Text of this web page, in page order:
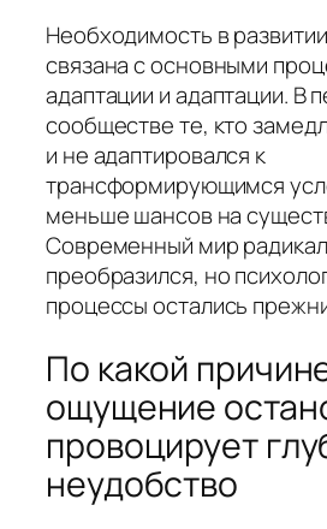
Необходимость в
связана с основными
адаптации и адаптации. В
сообществе те, кто
и не адаптировался к
трансформирующимся
меньше шансов на
Современный мир
преобразился, но
процессы остались
По какой
ощущение
провоцирует
неудобство